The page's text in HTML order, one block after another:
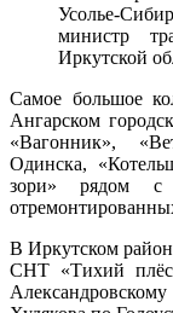
Усолье-
министр
Иркутской
Самое большое
Ангарском
«Вагонник»,
Одинска,
зори» рядом с
В Иркутском
СНТ «Тихий